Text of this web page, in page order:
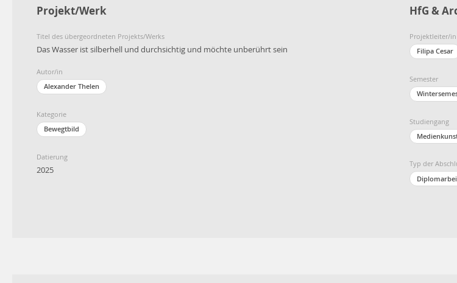
Projekt/Werk
Titel des übergeordneten Projekts/Werks
Das Wasser ist silberhell und durchsichtig und möchte unberührt sein
Autor/in
Alexander Thelen
Kategorie
Bewegtbild
Datierung
2025
HfG &
Projektleiter/in
Filipa Cesar
Semester
Studiengang
Typ der